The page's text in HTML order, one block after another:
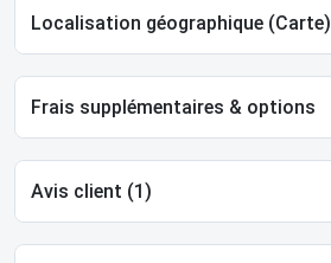
Localisation géographique (Carte)
Frais supplémentaires & options
Avis client (1)